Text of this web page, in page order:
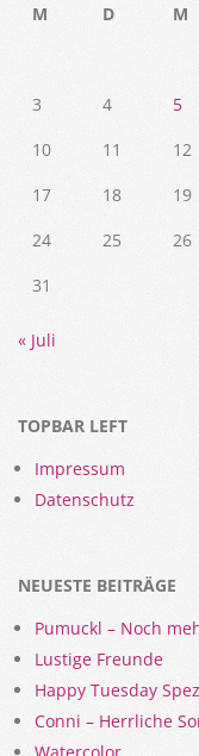
M
D M
3
4 5
10
11 12
17
18 19
24
25 26
31
« Juli
TOPBAR LEFT
Impressum
Datenschutz
NEUESTE BEITRÄGE
Pumuckl – Noch
Lustige Freunde
Happy Tuesday
Conni – Herrliche